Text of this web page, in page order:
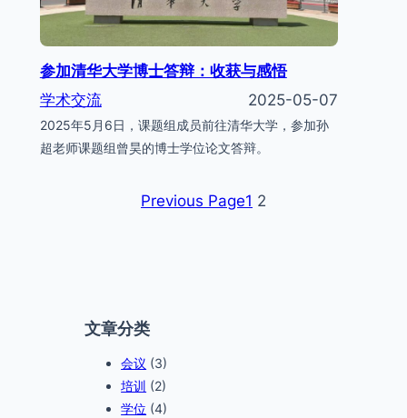
参加清华大学博士答辩：收获与感悟
学术交流
2025-05-07
2025年5月6日，课题组成员前往清华大学，参加孙
超老师课题组曾昊的博士学位论文答辩。
Previous Page1 2
文章分类
会议 (3)
培训 (2)
学位 (4)